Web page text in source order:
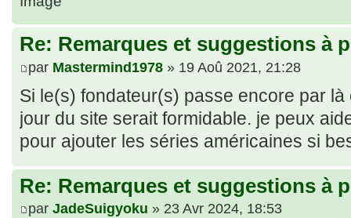
Re: Remarques et suggestions à
par Mastermind1978 » 19 Aoû 2021, 21:28
Si le(s) fondateur(s) passe encore par
jour du site serait formidable. je peux
pour ajouter les séries américaines si
Re: Remarques et suggestions à
par JadeSuigyoku » 23 Avr 2024, 18:53